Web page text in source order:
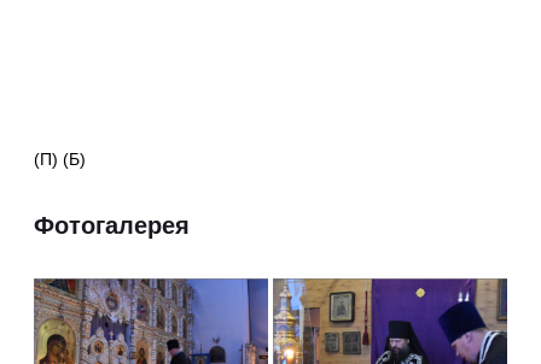
(П) (Б)
Фотогалерея